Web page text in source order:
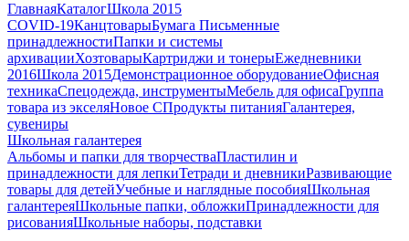
ГлавнаяКаталогШкола 2015
COVID-19КанцтоварыБумага Письменные
принадлежностиПапки и системы
архивацииХозтоварыКартриджи и тонерыЕжедневники
2016Школа 2015Демонстрационное оборудованиеОфисная
техникаСпецодежда, инструментыМебель для офисаГруппа
товара из экселяНовое СПродукты питанияГалантерея,
сувениры
Школьная галантерея
Альбомы и папки для творчестваПластилин и
принадлежности для лепкиТетради и дневникиРазвивающие
товары для детейУчебные и наглядные пособияШкольная
галантереяШкольные папки, обложкиПринадлежности для
рисованияШкольные наборы, подставки